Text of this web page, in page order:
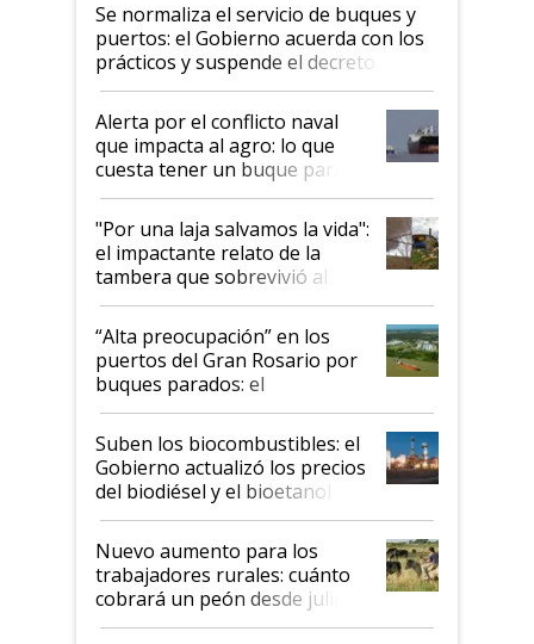
Se normaliza el servicio de buques y
puertos: el Gobierno acuerda con los
prácticos y suspende el decreto de
desregulación
Alerta por el conflicto naval
que impacta al agro: lo que
cuesta tener un buque parado
y el peligro de que Argentina
pase a ser "país sucio"
"Por una laja salvamos la vida":
el impactante relato de la
tambera que sobrevivió al
tornado
“Alta preocupación” en los
puertos del Gran Rosario por
buques parados: el
funcionamiento de las
exportadoras en tensión tras
la medida de fuerza de los
prácticos
Suben los biocombustibles: el
Gobierno actualizó los precios
del biodiésel y el bioetanol
Nuevo aumento para los
trabajadores rurales: cuánto
cobrará un peón desde julio